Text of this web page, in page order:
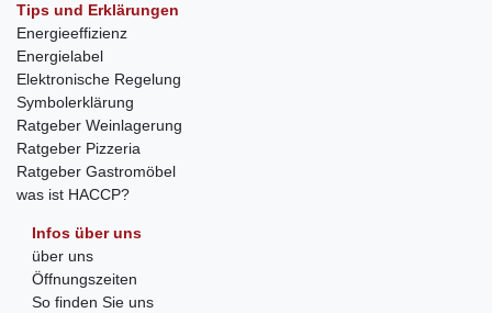
Tips und Erklärungen
Energieeffizienz
Energielabel
Elektronische Regelung
Symbolerklärung
Ratgeber Weinlagerung
Ratgeber Pizzeria
Ratgeber Gastromöbel
was ist HACCP?
Infos über uns
über uns
Öffnungszeiten
So finden Sie uns